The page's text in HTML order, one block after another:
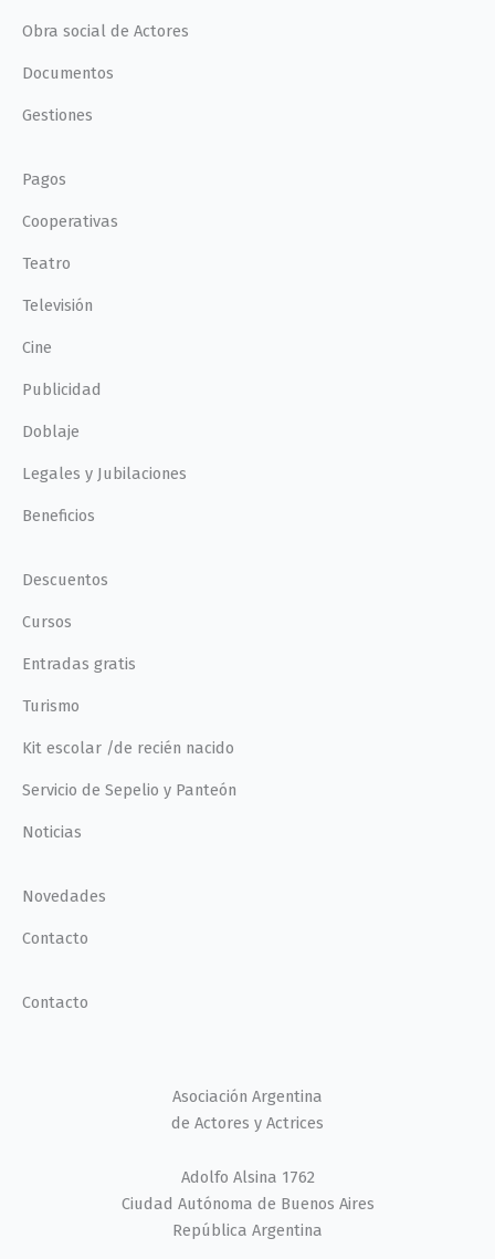
Obra social de Actores
Documentos
Gestiones
Pagos
Cooperativas
Teatro
Televisión
Cine
Publicidad
Doblaje
Legales y Jubilaciones
Beneficios
Descuentos
Cursos
Entradas gratis
Turismo
Kit escolar /de recién nacido
Servicio de Sepelio y Panteón
Noticias
Novedades
Contacto
Contacto
Asociación Argentina
de Actores y Actrices
Adolfo Alsina 1762
Ciudad Autónoma de Buenos Aires
República Argentina